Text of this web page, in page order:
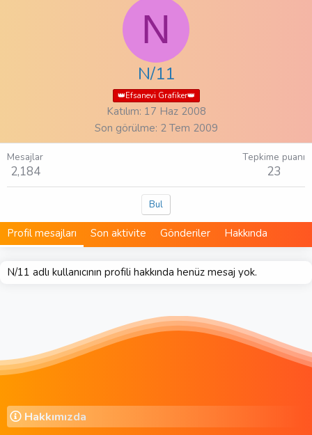
N
N/11
👑Efsanevi Grafiker👑
Katılım 17 Haz 2008
Son görülme 2 Tem 2009
Mesajlar
2,184
Tepkime puanı
23
Bul
Profil mesajları Son aktivite Gönderiler Hakkında
N/11 adlı kullanıcının profili hakkında henüz mesaj yok.
Hakkımızda